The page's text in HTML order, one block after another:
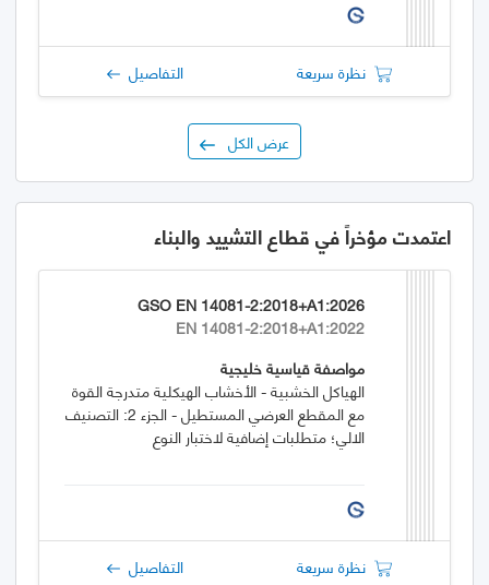
نظرة سريعة التفاصيل
عرض الكل
اعتمدت مؤخراً في قطاع التشييد والبناء
GSO EN 14081-2:2018+A1:2026
EN 14081-2:2018+A1:2022
مواصفة قياسية خليجية
الهياكل الخشبية - الأخشاب الهيكلية متدرجة القوة
مع المقطع العرضي المستطيل - الجزء 2: التصنيف
الالي؛ متطلبات إضافية لاختبار النوع
نظرة سريعة التفاصيل